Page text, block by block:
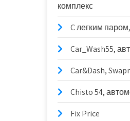
комплекс
C легким
Car_Wash55,
Car&Dash,
Chisto 54,
Fix Price